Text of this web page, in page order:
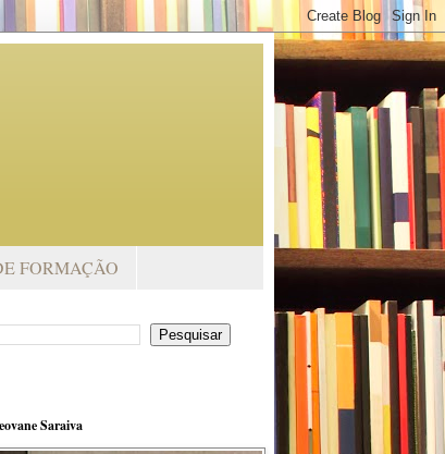
FORMAÇÃO
Saraiva